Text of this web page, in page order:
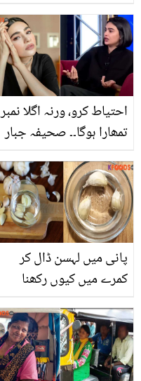
بڑھتے ہوئے بانجھ پن کی
وجہ کیا ہوگی؟
احتیاط کرو، ورنہ اگلا نمبر
تمھارا ہوگا۔۔ صحیفہ جبار
شیئر کرنے لگیں! صارفین
آگ بگولہ
پانی میں لہسن ڈال کر
کمرے میں کیوں رکھنا
والا عمل! جانیں اس کا
فائدہ